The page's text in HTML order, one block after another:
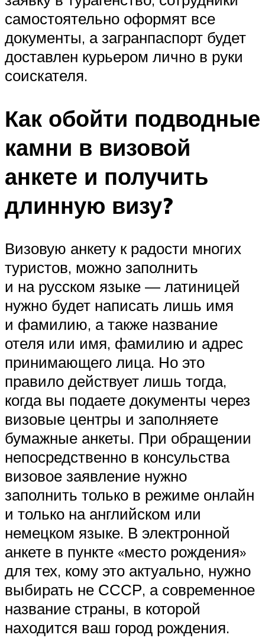
самостоятельно оформят все
документы, а загранпаспорт будет
доставлен курьером лично в руки
соискателя.
Как обойти подводные
камни в визовой
анкете и получить
длинную визу?
Визовую анкету к радости многих
туристов, можно заполнить
и на русском языке — латиницей
нужно будет написать лишь имя
и фамилию, а также название
отеля или имя, фамилию и адрес
принимающего лица. Но это
правило действует лишь тогда,
когда вы подаете документы через
визовые центры и заполняете
бумажные анкеты. При обращении
непосредственно в консульства
визовое заявление нужно
заполнить только в режиме онлайн
и только на английском или
немецком языке. В электронной
анкете в пункте «место рождения»
для тех, кому это актуально, нужно
выбирать не СССР, а современное
название страны, в которой
находится ваш город рождения.